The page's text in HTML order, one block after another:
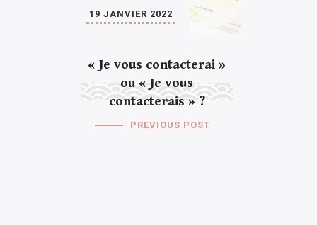
« Je vous contacterai »
ou « Je vous
contacterais » ?
19 JANVIER 2022
PREVIOUS POST